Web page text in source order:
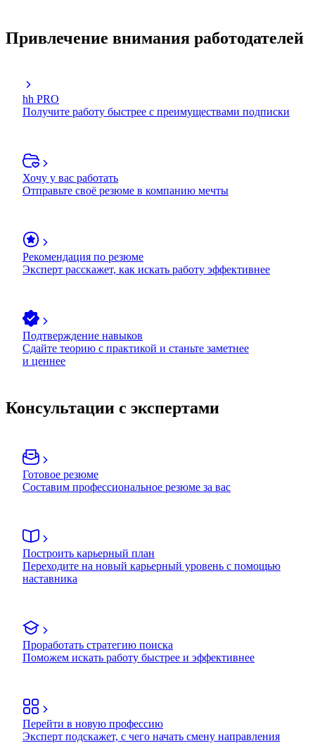
Привлечение внимания работодателей
hh PRO
Получите работу быстрее с преимуществами подписки
Хочу у вас работать
Отправьте своё резюме в компанию мечты
Рекомендация по резюме
Эксперт расскажет, как искать работу эффективнее
Подтверждение навыков
Сдайте теорию с практикой и станьте заметнее
и ценнее
Консультации с экспертами
Готовое резюме
Составим профессиональное резюме за вас
Построить карьерный план
Переходите на новый карьерный уровень с помощью
наставника
Проработать стратегию поиска
Поможем искать работу быстрее и эффективнее
Перейти в новую профессию
Эксперт подскажет, с чего начать смену направления